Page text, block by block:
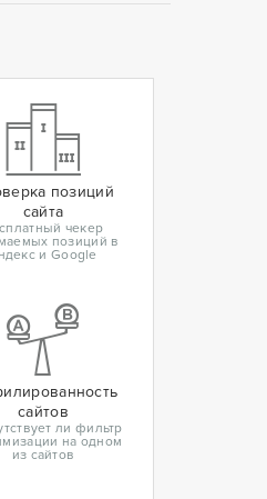
позиций
сайта
чекер
позиций в
и Google
сайтов
ли фильтр
на одном
из сайтов